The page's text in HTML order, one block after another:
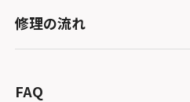
スマホスピタル大丸札幌
関東
スマホスピタル宇都宮
スマホスピタル 高崎
北陸・甲信越
スマホスピタルアル・プラ
東海
会社概要
総務省登録業者
修理の流れ
FAQ